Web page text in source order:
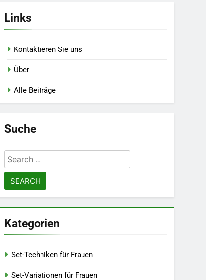
Links
Kontaktieren Sie uns
Über
Alle Beiträge
Suche
Search
for:
Kategorien
Set-Techniken für Frauen
Set-Variationen für Frauen